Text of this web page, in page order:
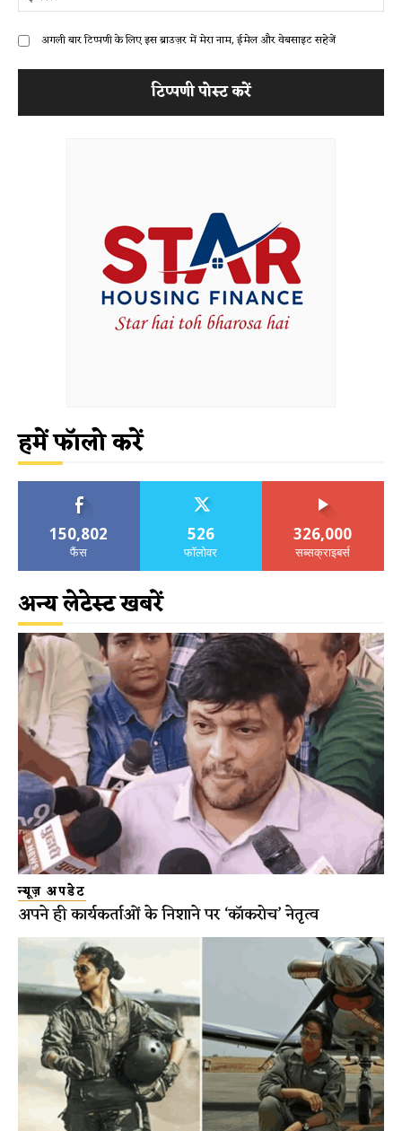
अगली बार टिप्पणी के लिए इस ब्राउज़र में मेरा नाम, ईमेल और वेबसाइट सहेजें
हमें फॉलो करें
150,802
फैंस
526
फॉलोवर
326,000
सब्सक्राइबर्स
अन्य लेटेस्ट खबरें
न्यूज़ अपडेट
अपने ही कार्यकर्ताओं के निशाने पर ‘कॉकरोच’ नेतृत्व